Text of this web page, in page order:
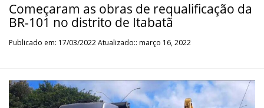
Começaram as obras de requalificação da
BR-101 no distrito de Itabatã
Publicado em: 17/03/2022 Atualizado:: março 16, 2022